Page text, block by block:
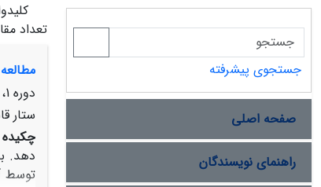
تعداد
دوره 1، شماره 2، زمستان 1396، صفحه
ستار
چکیده
دهد.
توسط
جستجوی پیشرفته
صفحه اصلی
راهنمای نویسندگان